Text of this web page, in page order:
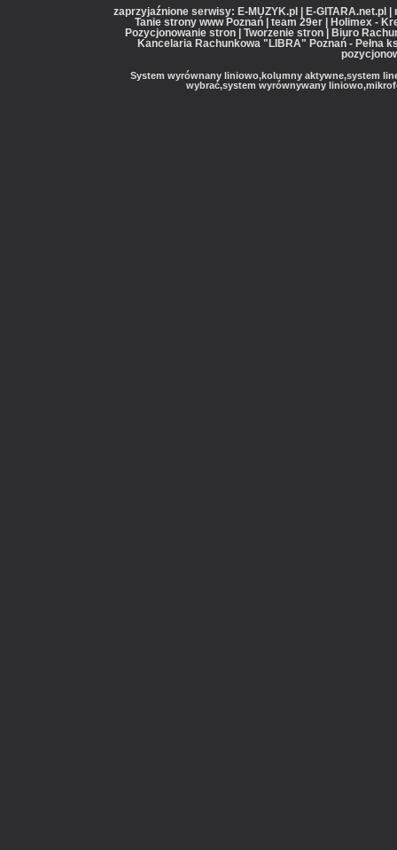
zaprzyjaźnione serwisy: E-MUZYK.pl | E-GITARA.net.pl
Tanie strony www Poznań | team 29er | Holimex -
Pozycjonowanie stron | Tworzenie stron | Biuro
Kancelaria Rachunkowa "LIBRA" Poznań - Pełna
System wyrównany liniowo,kolumny aktywne,system
wybrać,system wyrównywany